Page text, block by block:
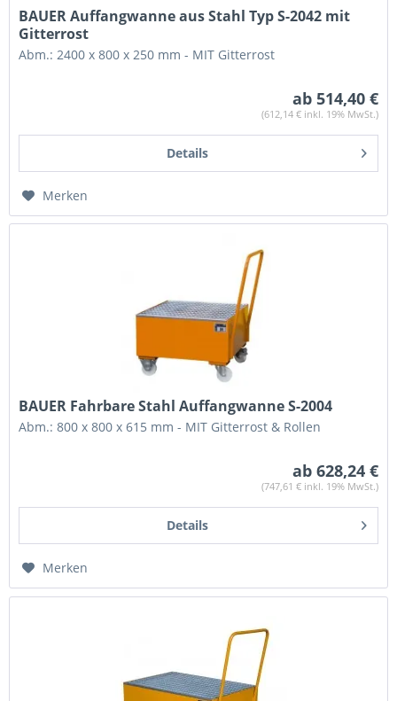
BAUER Auffangwanne aus Stahl Typ S-2042 mit
Gitterrost
Abm.: 2400 x 800 x 250 mm - MIT Gitterrost
ab 514,40 €
(612,14 € inkl. 19% MwSt.)
Details
Merken
BAUER Fahrbare Stahl Auffangwanne S-2004
Abm.: 800 x 800 x 615 mm - MIT Gitterrost & Rollen
ab 628,24 €
(747,61 € inkl. 19% MwSt.)
Details
Merken